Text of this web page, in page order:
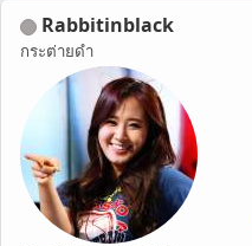
Rabbitinblack
กระต่ายดำ